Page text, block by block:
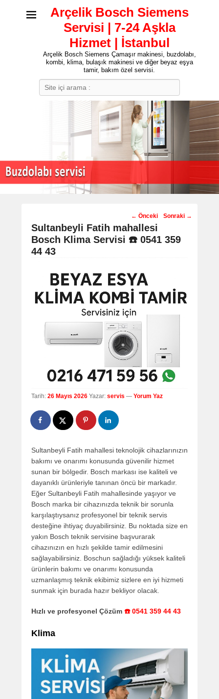
Arçelik Bosch Siemens
Servisi | 7-24 Aşkla
Hizmet | İstanbul
Arçelik Bosch Siemens Çamaşır makinesi, buzdolabı,
kombi, klima, bulaşık makinesi ve diğer beyaz eşya
tamir, bakım özel servisi.
Post
navigation
← Önceki Sonraki →
Sultanbeyli Fatih mahallesi
Bosch Klima Servisi ☎️ 0541 359
44 43
Tarih: 26 Mayıs 2026 Yazar: servis — Yorum Yaz
Sultanbeyli Fatih mahallesi teknolojik cihazlarınızın
bakımı ve onarımı konusunda güvenilir hizmet
sunan bir bölgedir. Bosch markası ise kaliteli ve
dayanıklı ürünleriyle tanınan öncü bir markadır.
Eğer Sultanbeyli Fatih mahallesinde yaşıyor ve
Bosch marka bir cihazınızda teknik bir sorunla
karşılaştıysanız profesyonel bir teknik servis
desteğine ihtiyaç duyabilirsiniz. Bu noktada size en
yakın Bosch teknik servisine başvurarak
cihazınızın en hızlı şekilde tamir edilmesini
sağlayabilirsiniz. Boschun sağladığı yüksek kaliteli
ürünlerin bakımı ve onarımı konusunda
uzmanlaşmış teknik ekibimiz sizlere en iyi hizmeti
sunmak için burada hazır bekliyor olacak.
Hızlı ve profesyonel Çözüm ☎️ 0541 359 44 43
Klima